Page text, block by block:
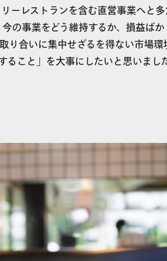
ーレストランを含む直営事業へと
の事業をどう維持するか、損益ば
り合いに集中せざるを得ない市場
こと」を大事にしたいと思いまし